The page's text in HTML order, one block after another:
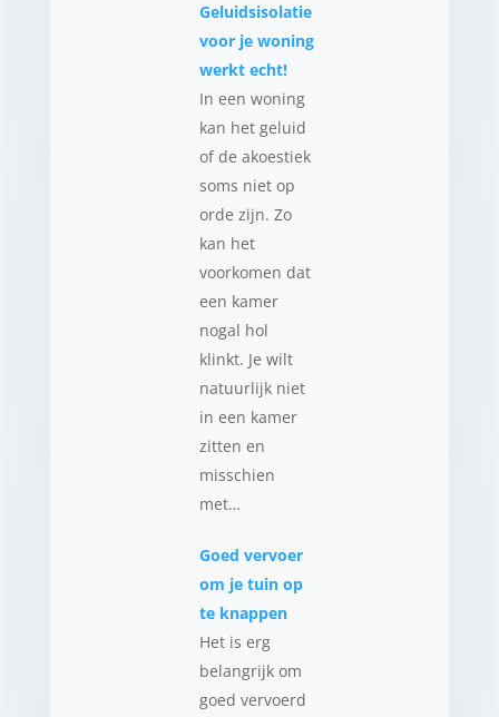
Geluidsisolatie
voor je woning
werkt echt!
In een woning
kan het geluid
of de akoestiek
soms niet op
orde zijn. Zo
kan het
voorkomen dat
een kamer
nogal hol
klinkt. Je wilt
natuurlijk niet
in een kamer
zitten en
misschien
met…
Goed vervoer
om je tuin op
te knappen
Het is erg
belangrijk om
goed vervoerd